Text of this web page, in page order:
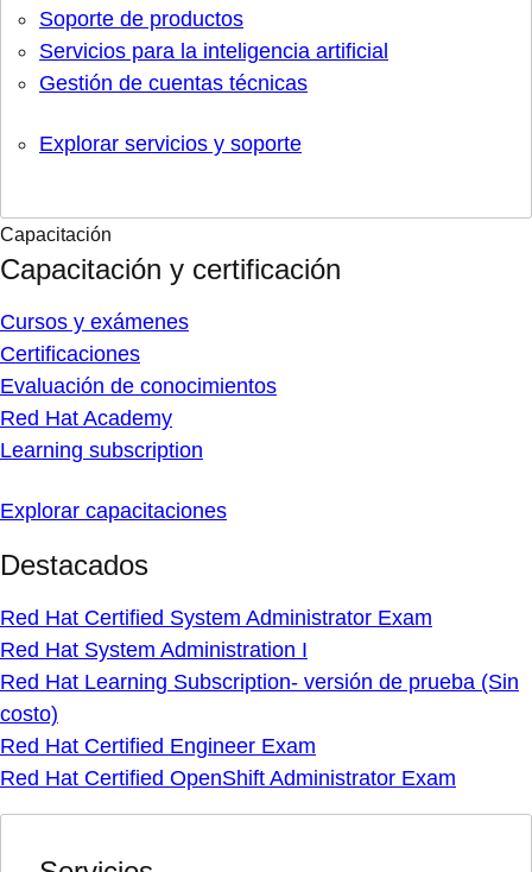
Soporte de productos
Servicios para la inteligencia artificial
Gestión de cuentas técnicas
Explorar servicios y soporte
Capacitación
Capacitación y certificación
Cursos y exámenes
Certificaciones
Evaluación de conocimientos
Red Hat Academy
Learning subscription
Explorar capacitaciones
Destacados
Red Hat Certified System Administrator Exam
Red Hat System Administration I
Red Hat Learning Subscription- versión de prueba (Sin
costo)
Red Hat Certified Engineer Exam
Red Hat Certified OpenShift Administrator Exam